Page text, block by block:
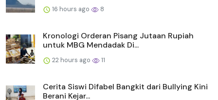
16 hours ago 8
Kronologi Orderan Pisang Jutaan Rupiah
untuk MBG Mendadak Di...
22 hours ago 11
Cerita Siswi Difabel Bangkit dari Bullying Kini
Berani Kejar...